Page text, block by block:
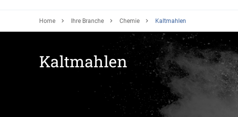
Home Ihre Branche Chemie Kaltmahlen
Kaltmahlen